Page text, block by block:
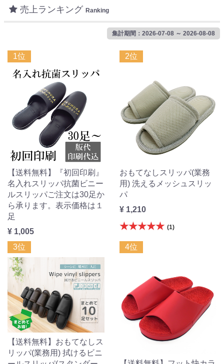
売上ランキング Ranking
集計期間：2026-07-08 ～ 2026-08-08
1位
【送料無料】『初回印刷』
名入れスリッパ抗菌ビニー
ルスリッパご注文は30足か
ら承ります。表示価格は１
足
¥ 1,005
2位
おもてなしスリッパ(業務
用) 洗えるメッシュスリッ
パ
¥ 1,210
★★★★★ (1)
3位
【送料無料】おもてなしス
リッパ(業務用) 拭けるビニ
4位